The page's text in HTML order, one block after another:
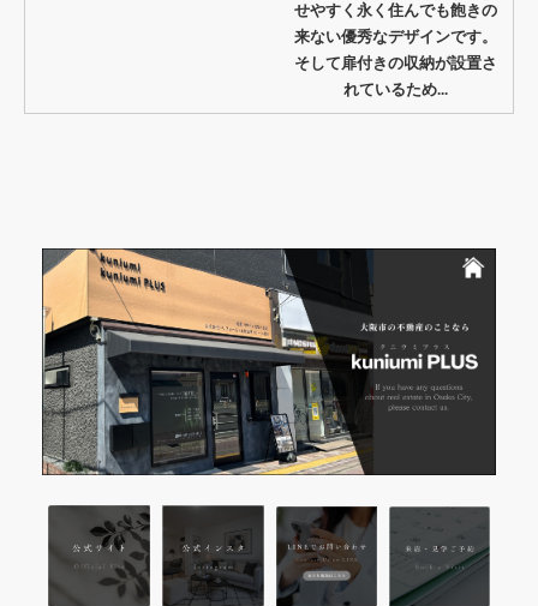
せやすく永く住んでも飽きの
来ない優秀なデザインです。
そして扉付きの収納が設置さ
れているため...